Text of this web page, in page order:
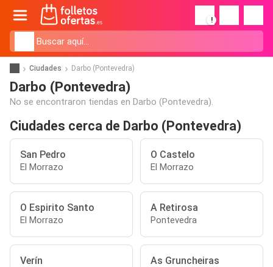
!
Ciudades Darbo (Pontevedra)
Darbo (Pontevedra)
No se encontraron tiendas en Darbo (Pontevedra).
Ciudades cerca de Darbo (Pontevedra)
San Pedro
El Morrazo
O Castelo
El Morrazo
O Espirito Santo
El Morrazo
A Retirosa
Pontevedra
Verín As Gruncheiras